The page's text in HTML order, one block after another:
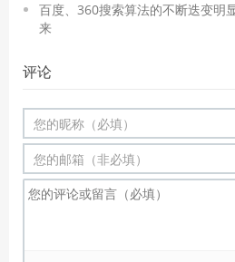
百度、360搜索算法的不断迭变明
来
评论